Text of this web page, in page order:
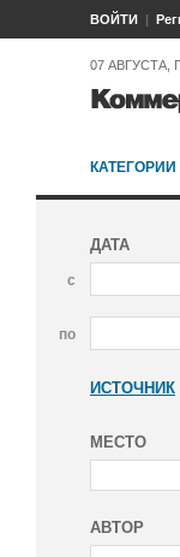
ВОЙТИ
07 АВГУСТА,
КАТЕГОРИИ
ДАТА
с
по
ИСТОЧНИК
МЕСТО
АВТОР